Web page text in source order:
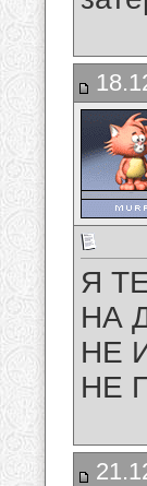
Я
НА
НЕ
НЕ